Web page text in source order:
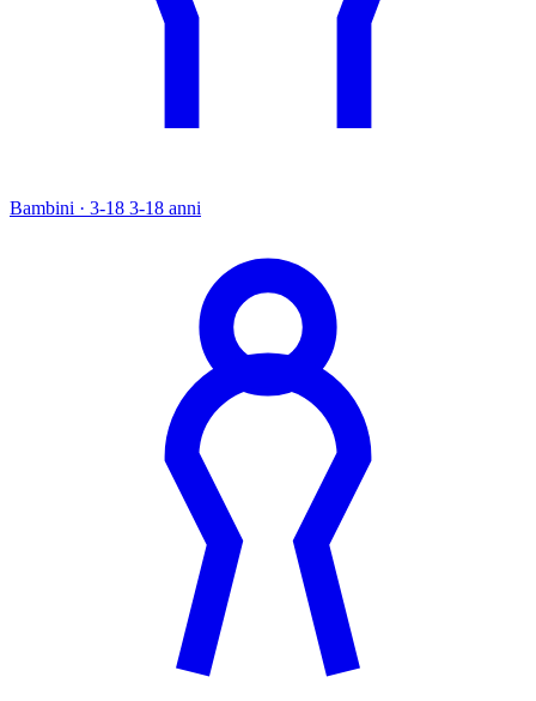
Bambini · 3-18 3-18 anni